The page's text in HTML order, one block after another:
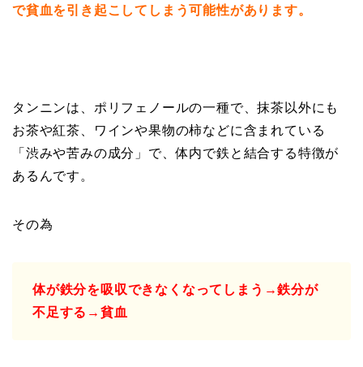
で貧血を引き起こしてしまう可能性があります。
タンニンは、ポリフェノールの一種で、抹茶以外にも
お茶や紅茶、ワインや果物の柿などに含まれている
「渋みや苦みの成分」で、体内で鉄と結合する特徴が
あるんです。
その為
体が鉄分を吸収できなくなってしまう→鉄分が
不足する→貧血